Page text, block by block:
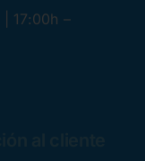
17:00h –